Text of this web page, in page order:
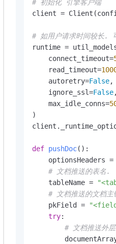
# 初始化 引擎客户端
client =
# 如用户请求时间较长.
runtime =
    connect_timeout=
    read_timeout=
    autoretry=
False,
    ignore_ssl=
False,
    max_idle_conns=
)
def pushDoc():
optionsHeaders =
# 文档推送的表名.
    tableName =
# 文档推送的文档主
    pkField =
try:
# 文档推送外
大模型解决方案
快速部署 Dify，高效搭建 AI 应用
依托云原生高可用架构,实现Dify私有化部署
10 分钟在聊天系统中增加一个 AI 助手
在企业官网、通讯软